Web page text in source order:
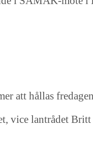
att hållas
vice lantrådet